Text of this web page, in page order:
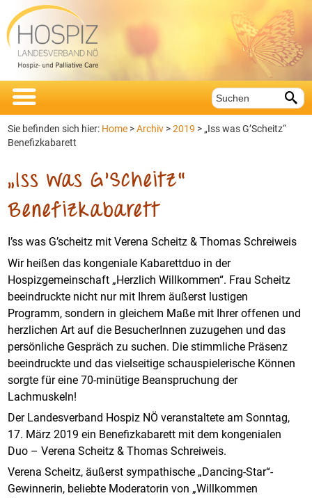
 
Sie befinden sich hier: Home >Archiv >2019 > „Iss was G’Scheitz“
Benefizkabarett
„Iss was G’Scheitz“
Benefizkabarett
I’ss was G’scheitz mit Verena Scheitz & Thomas Schreiweis
Wir heißen das kongeniale Kabarettduo in der
Hospizgemeinschaft „Herzlich Willkommen“. Frau Scheitz
beeindruckte nicht nur mit Ihrem äußerst lustigen
Programm, sondern in gleichem Maße mit Ihrer offenen und
herzlichen Art auf die BesucherInnen zuzugehen und das
persönliche Gespräch zu suchen. Die stimmliche Präsenz
beeindruckte und das vielseitige schauspielerische Können
sorgte für eine 70-minütige Beanspruchung der
Lachmuskeln!
Der Landesverband Hospiz NÖ veranstaltete am Sonntag,
17. März 2019 ein Benefizkabarett mit dem kongenialen
Duo – Verena Scheitz & Thomas Schreiweis.
Verena Scheitz, äußerst sympathische „Dancing-Star“-
Gewinnerin, beliebte Moderatorin von „Willkommen